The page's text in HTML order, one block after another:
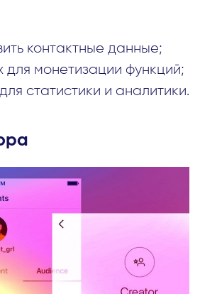
контактные данные;
для монетизации функций;
статистики и аналитики.